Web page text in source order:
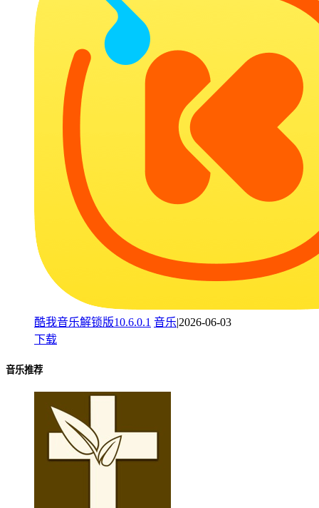
酷我音乐解锁版10.6.0.1 音乐|2026-06-03
下载
音乐推荐